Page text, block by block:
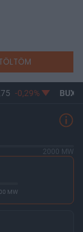
-0,29% BUX
2000 MW
MW